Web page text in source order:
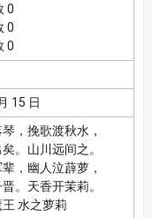
0
0
0
15 日
，挽歌渡秋水，
。山川远间之。
，幽人泣薜萝，
。天香开茉莉。
水之萝莉